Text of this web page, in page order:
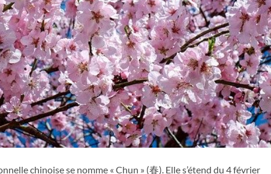
chinoise se nomme « Chun » (春). Elle s’étend du 4 février